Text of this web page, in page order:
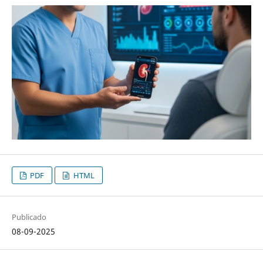
PDF HTML
Publicado
08-09-2025